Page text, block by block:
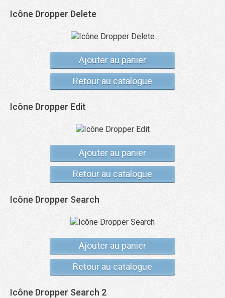
Icône Dropper Delete
Ajouter au panier
Retour au catalogue
Icône Dropper Edit
Ajouter au panier
Retour au catalogue
Icône Dropper Search
Ajouter au panier
Retour au catalogue
Icône Dropper Search 2